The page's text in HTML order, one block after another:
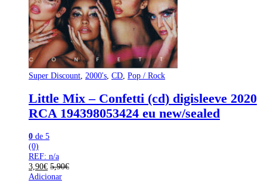
Super Discount 2000's CD Pop / Rock
Little Mix – Confetti (cd) digisleeve 2020
RCA 194398053424 eu new/sealed
0 de 5
(0)
REF: n/a
3,90€ 5,90€
Adicionar